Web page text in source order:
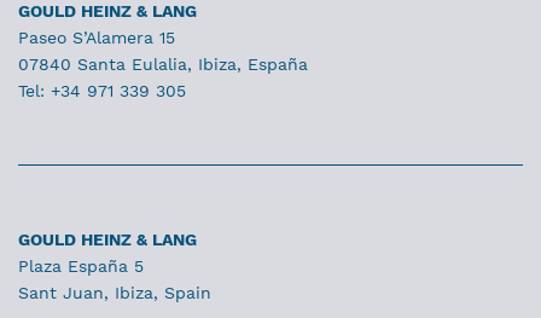
GOULD HEINZ & LANG
Paseo S’Alamera 15
07840 Santa Eulalia, Ibiza, España
Tel: +34 971 339 305
GOULD HEINZ & LANG
Plaza España 5
Sant Juan, Ibiza, Spain